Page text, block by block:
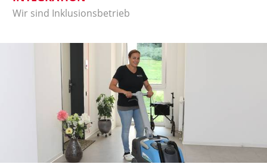
Wir sind Inklusionsbetrieb